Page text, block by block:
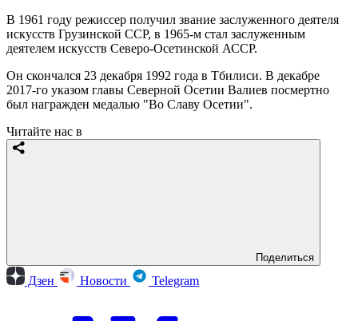
В 1961 году режиссер получил звание заслуженного деятеля
искусств Грузинской ССР, в 1965-м стал заслуженным
деятелем искусств Северо-Осетинской АССР.
Он скончался 23 декабря 1992 года в Тбилиси. В декабре
2017-го указом главы Северной Осетии Валиев посмертно
был награжден медалью "Во Славу Осетии".
Читайте нас в
Поделиться
Дзен Новости Telegram